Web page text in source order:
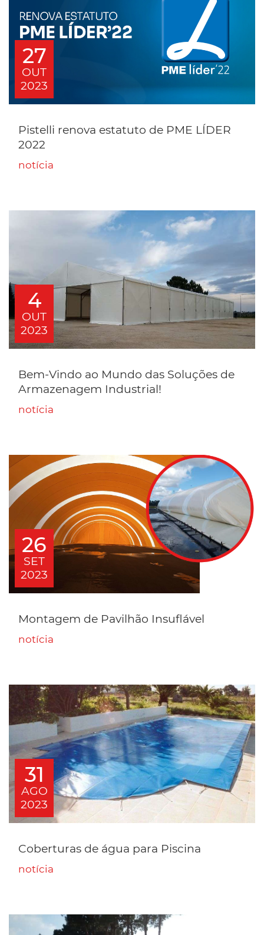
27
OUT
2023
Pistelli renova estatuto de PME LÍDER
2022
notícia
4
OUT
2023
Bem-Vindo ao Mundo das Soluções de
Armazenagem Industrial!
notícia
26
SET
2023
Montagem de Pavilhão Insuflável
notícia
31
AGO
2023
Coberturas de água para Piscina
notícia